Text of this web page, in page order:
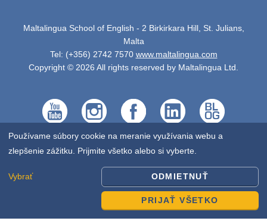
Maltalingua School of English - 2 Birkirkara Hill, St. Julians,
Malta
Tel: (+356) 2742 7570 www.maltalingua.com
Copyright © 2026 All rights reserved by Maltalingua Ltd.
Používame súbory cookie na meranie využívania webu a
zlepšenie zážitku. Prijmite všetko alebo si vyberte.
Vybrať ODMIETNUŤ
PRIJAŤ VŠETKO